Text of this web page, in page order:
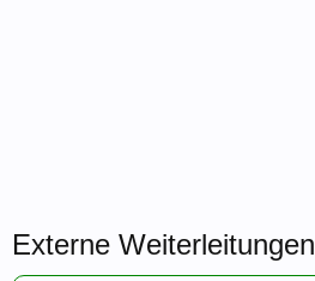
Externe Weiterleitungen